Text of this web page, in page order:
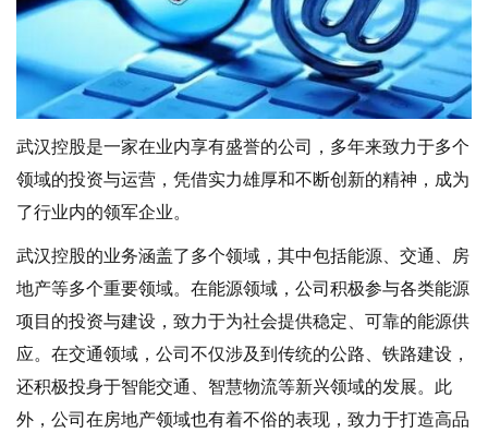
武汉控股是一家在业内享有盛誉的公司，多年来致力于多个
领域的投资与运营，凭借实力雄厚和不断创新的精神，成为
了行业内的领军企业。
武汉控股的业务涵盖了多个领域，其中包括能源、交通、房
地产等多个重要领域。在能源领域，公司积极参与各类能源
项目的投资与建设，致力于为社会提供稳定、可靠的能源供
应。在交通领域，公司不仅涉及到传统的公路、铁路建设，
还积极投身于智能交通、智慧物流等新兴领域的发展。此
外，公司在房地产领域也有着不俗的表现，致力于打造高品